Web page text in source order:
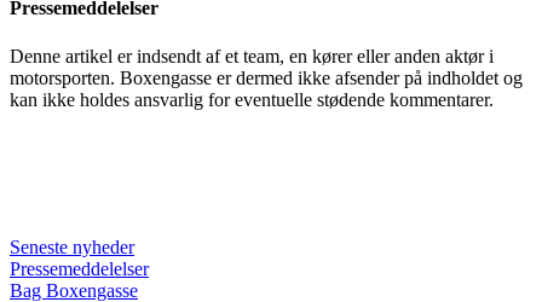
Pressemeddelelser
Denne artikel er indsendt af et team, en kører eller anden aktør i
motorsporten. Boxengasse er dermed ikke afsender på indholdet og
kan ikke holdes ansvarlig for eventuelle stødende kommentarer.
Seneste nyheder
Pressemeddelelser
Bag Boxengasse